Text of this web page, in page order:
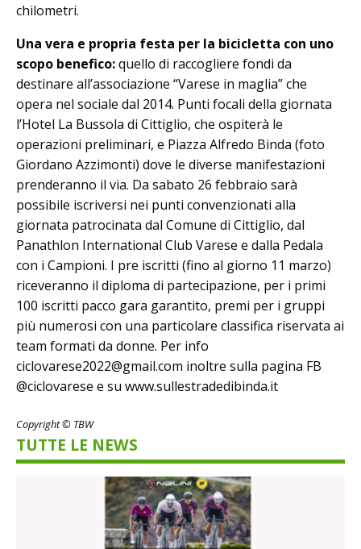
chilometri.
Una vera e propria festa per la bicicletta con uno
scopo benefico:quello di raccogliere fondi da
destinare all’associazione “Varese in maglia” che
opera nel sociale dal 2014. Punti focali della giornata
l’Hotel La Bussola di Cittiglio, che ospiterà le
operazioni preliminari, e Piazza Alfredo Binda (foto
Giordano Azzimonti) dove le diverse manifestazioni
prenderanno il via. Da sabato 26 febbraio sarà
possibile iscriversi nei punti convenzionati alla
giornata patrocinata dal Comune di Cittiglio, dal
Panathlon International Club Varese e dalla Pedala
con i Campioni. I pre iscritti (fino al giorno 11 marzo)
riceveranno il diploma di partecipazione, per i primi
100 iscritti pacco gara garantito, premi per i gruppi
più numerosi con una particolare classifica riservata ai
team formati da donne. Per info
ciclovarese2022@gmail.com inoltre sulla pagina FB
@ciclovarese e su www.sullestradedibinda.it
Copyright © TBW
TUTTE LE NEWS